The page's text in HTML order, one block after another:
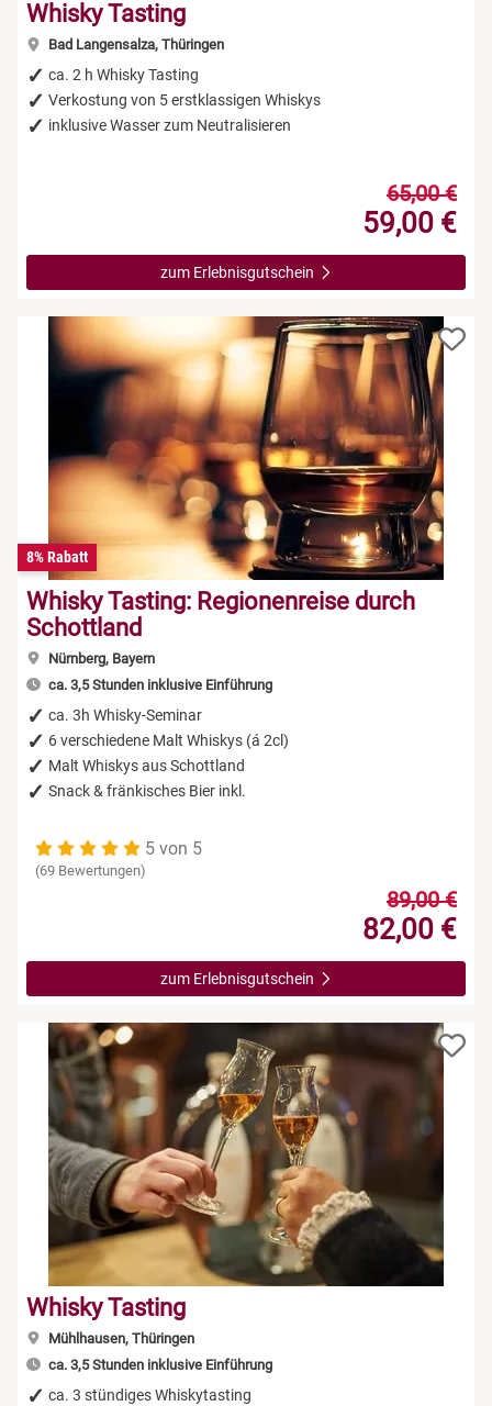
Whisky Tasting
Bad Langensalza, Thüringen
ca. 2 h Whisky Tasting
Verkostung von 5 erstklassigen Whiskys
inklusive Wasser zum Neutralisieren
65,00 €
59,00 €
zum Erlebnisgutschein
8% Rabatt
Whisky Tasting: Regionenreise durch
Schottland
Nürnberg, Bayern
ca. 3,5 Stunden inklusive Einführung
ca. 3h Whisky-Seminar
6 verschiedene Malt Whiskys (á 2cl)
Malt Whiskys aus Schottland
Snack & fränkisches Bier inkl.
5 von 5
(69 Bewertungen)
89,00 €
82,00 €
zum Erlebnisgutschein
Whisky Tasting
Mühlhausen, Thüringen
ca. 3,5 Stunden inklusive Einführung
ca. 3 stündiges Whiskytasting